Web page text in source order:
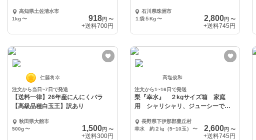
高知県土佐清水市
1kg 〜 918円 〜
+送料700円
石川県珠洲市
１袋５Kg 〜 2,800円〜
+送料745円
仁藤将幸
注文から当日~7日で発送
【送料一律】26年産にんにくバラ
【高級品種白玉王】訳あり
秋田県大館市
500g 〜 1,500円 〜
+送料300円
高塩俊和
注文から1~16日で発送
梨『幸水』 ２kgサイズ箱 家庭
用 シャリシャリ、ジューシーで大
長野県下伊那郡豊丘村
幸水 約２㎏（5~10玉）
〜 2,600円〜
+送料745円